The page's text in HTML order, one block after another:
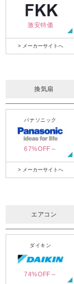
激安特価
> メーカーサイトへ
換気扇
パナソニック
67%OFF～
> メーカーサイトへ
エアコン
ダイキン
74%OFF～